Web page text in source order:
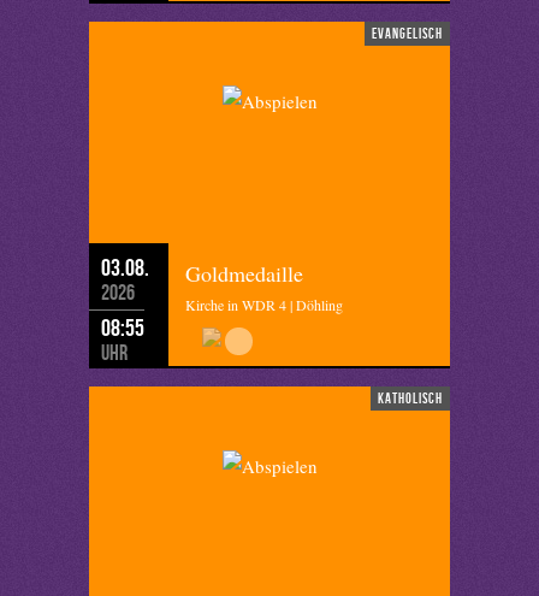
evangelisch
03.08.
2026
08:55
Uhr
Goldmedaille
Kirche in WDR 4 | Döhling
katholisch